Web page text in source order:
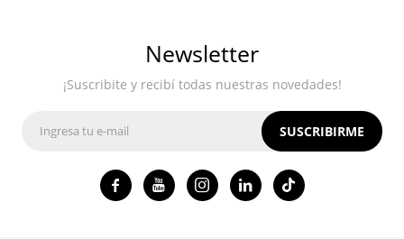
Newsletter
¡Suscribite y recibí todas nuestras novedades!
SUSCRIBIRME
   